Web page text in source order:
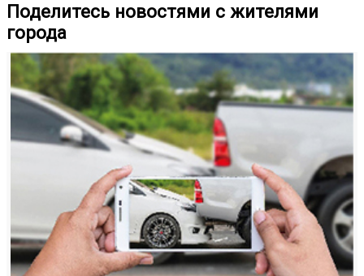
Поделитесь новостями с жителями
города